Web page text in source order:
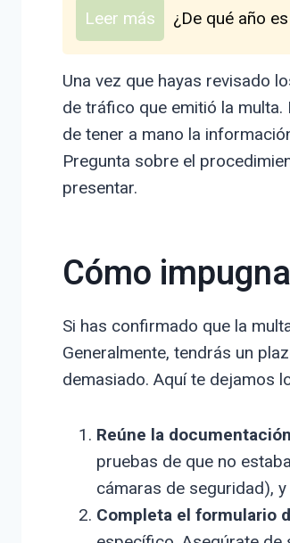
Leer más ¿De qué año
Una vez que hayas revisado
de tráfico que emitió la
de tener a mano la
Pregunta sobre el
presentar.
Cómo
Si has confirmado que la
Generalmente, tendrás un
demasiado. Aquí te dejamos
Reúne la
pruebas de que no
cámaras de seguridad),
Completa el formulario